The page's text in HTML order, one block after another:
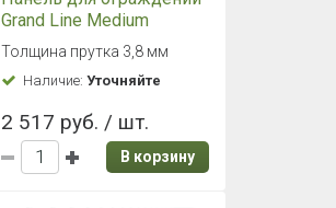
Grand Line Medium
2,03x2,5 цинк
Толщина прутка 3,8 мм
Наличие: Уточняйте
2 517 руб. / шт.
В корзину